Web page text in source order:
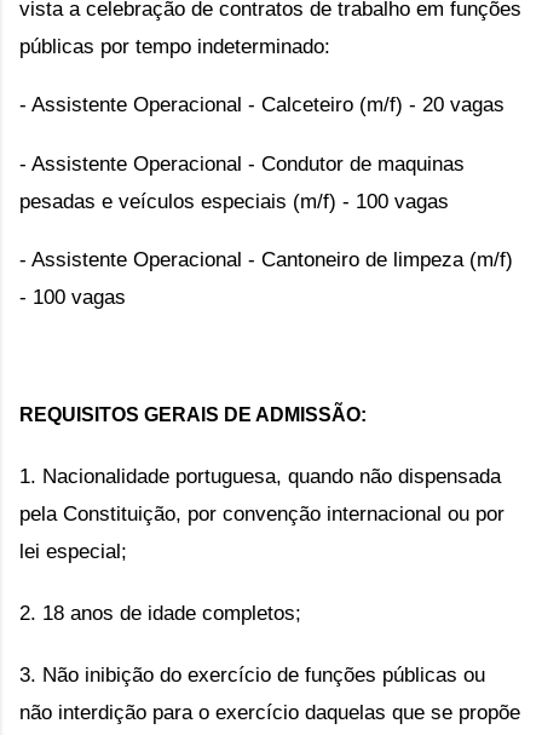
vista a celebração de contratos de trabalho em funções
públicas por tempo indeterminado:
- Assistente Operacional - Calceteiro (m/f) - 20 vagas
- Assistente Operacional - Condutor de maquinas
pesadas e veículos especiais (m/f) - 100 vagas
- Assistente Operacional - Cantoneiro de limpeza (m/f)
- 100 vagas
REQUISITOS GERAIS DE ADMISSÃO:
1. Nacionalidade portuguesa, quando não dispensada
pela Constituição, por convenção internacional ou por
lei especial;
2. 18 anos de idade completos;
3. Não inibição do exercício de funções públicas ou
não interdição para o exercício daquelas que se propõe